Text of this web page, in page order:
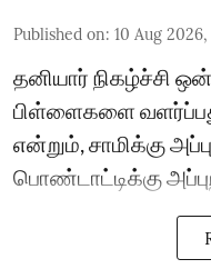
Published on: 10 Aug 2026,
தனியார் நிகழ்ச்சி
பிள்ளைகளை
என்றும், சாமிக்கு
பொண்டாட்டிக்கு